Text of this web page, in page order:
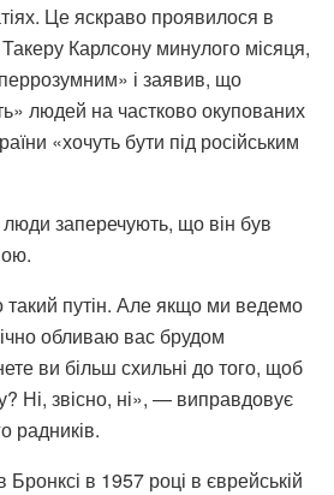
Це яскраво проявилося в
Такеру Карлсону минулого місяця,
і заявив, що
людей на частково окупованих
«хочуть бути під російським
заперечують, що він був
такий путін. Але якщо ми ведемо
обливаю вас брудом
ви більш схильні до того, щоб
Ні, звісно, ні», — виправдовує
радників.
в 1957 році в єврейській